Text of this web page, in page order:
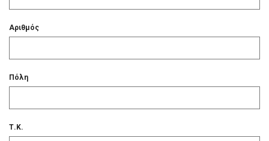
Αριθμός
Πόλη
Τ.Κ.